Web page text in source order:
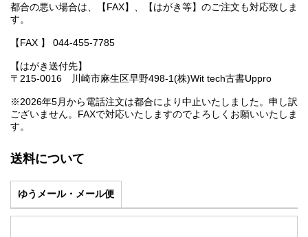
都合の悪い場合は、【FAX】、【はがき等】のご注文も対応致しま
す。
【FAX 】 044-455-7785
【はがき送付先】
〒215-0016 川崎市麻生区早野498-1(株)Wit tech古書Uppro
※2026年5月から電話注文は都合により中止いたしました。申し訳
ございません。FAXで対応いたしますのでよろしくお願いいたしま
す。
送料について
ゆうメール・メール便